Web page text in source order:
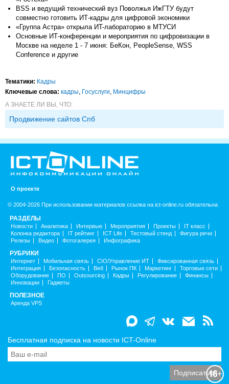
BSS и ведущий технический вуз Поволжья ИжГТУ будут
совместно готовить ИТ-кадры для цифровой экономики
«Группа Астра» открыла ИT-лабораторию в МТУСИ
Основные ИТ-конференции и мероприятия по цифровизации в
Москве на неделе 1 - 7 июня: БеКон, PeopleSense, WSS
Conference и другие
Тематики: Кадры
Ключевые слова: кадры Госуслуги Минцифры
А ЗНАЕТЕ ЛИ ВЫ, ЧТО:
Продвижение сайтов Спб
О проекте
© 2004-2026 При использовании материалов ссылка на ict-online.ru обязательна
РАЗДЕЛЫ
Новости Аналитика Интервью Мероприятия Проекты
IT класс
Колонка редактора
IT рейтинг ICT Life Тестовый стенд
Фигура речи
Релизы
Видео Фотогалерея Инфографика
РУБРИКИ
Интернет Мобильная связь CIO/Управление ИТ
Фиксированная связь
Интеграция
Безопасность Веб Рынок ПК Маркетинг
Торговые сети
Оборудование
ПО Outsourcing Кадры Регулирование
Финансы
Инновации
Гаджеты
ПОЛЕЗНОЕ
Аренда VPS
Бесплатная подписка на новости ICT-Online